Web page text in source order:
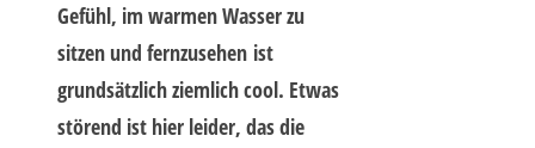
Gefühl, im warmen Wasser zu
sitzen und fernzusehen ist
grundsätzlich ziemlich cool. Etwas
störend ist hier leider, das die